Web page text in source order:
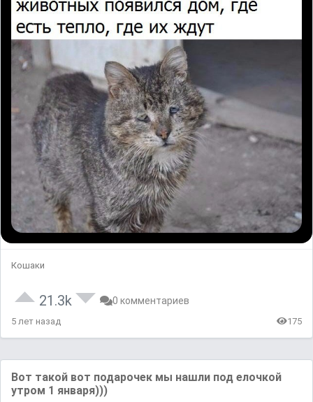
Кошаки
21.3k 0 комментариев
5 лет назад 175
Вот такой вот подарочек мы нашли под елочкой
утром 1 января)))